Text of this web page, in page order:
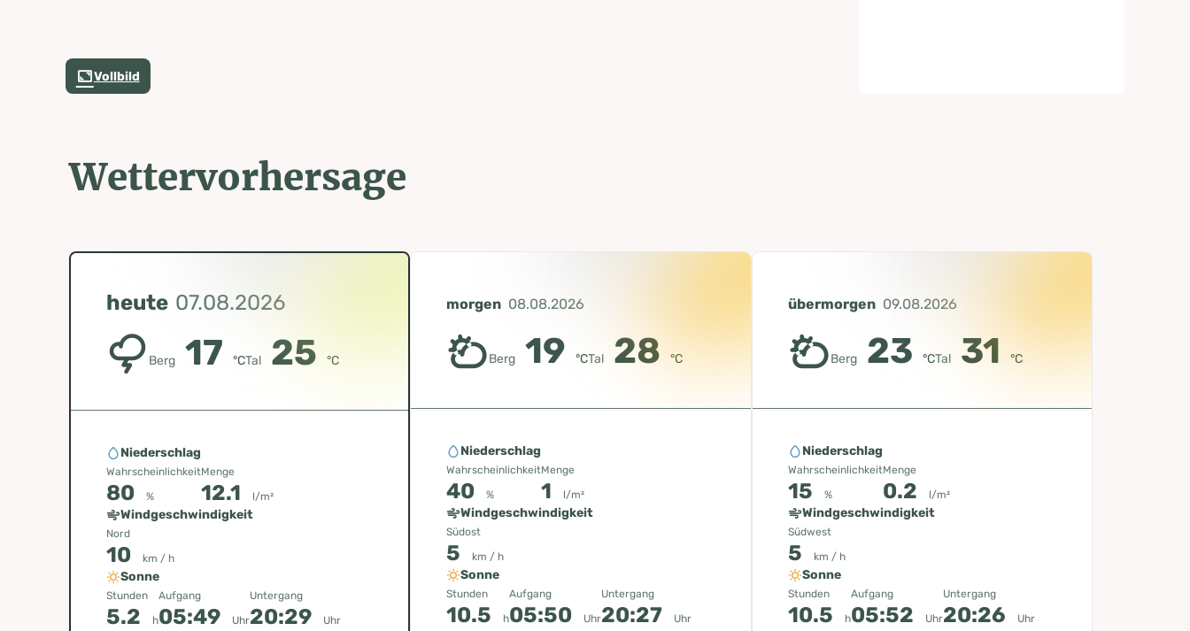
Vollbild
Wettervorhersage
heute 07.08.2026
Berg 17 °CTal 25 °C
Niederschlag
Wahrscheinlichkeit
80 %
Menge
12.1 l/m²
Windgeschwindigkeit
Nord
10 km / h
Sonne
Stunden
5.2 h
Aufgang
05:49 Uhr
Untergang
20:29 Uhr
morgen 08.08.2026
Berg 19 °CTal 28 °C
Niederschlag
Wahrscheinlichkeit
40 %
Menge
1 l/m²
Windgeschwindigkeit
Südost
5 km / h
Sonne
Stunden
10.5 h
Aufgang
05:50 Uhr
Untergang
20:27 Uhr
übermorgen 09.08.2026
Berg 23 °CTal 31 °C
Niederschlag
Wahrscheinlichkeit
15 %
Menge
0.2 l/m²
Windgeschwindigkeit
Südwest
5 km / h
Sonne
Stunden
10.5 h
Aufgang
05:52 Uhr
Untergang
20:26 Uhr